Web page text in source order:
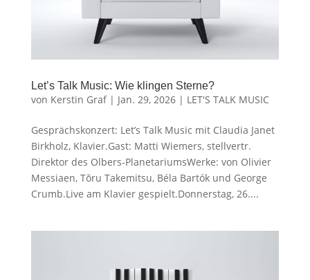
Let’s Talk Music: Wie klingen Sterne?
von Kerstin Graf| Jan. 29, 2026| LET'S TALK MUSIC
Gesprächskonzert: Let’s Talk Music mit Claudia Janet
Birkholz, Klavier.Gast: Matti Wiemers, stellvertr.
Direktor des Olbers-PlanetariumsWerke: von Olivier
Messiaen, Tōru Takemitsu, Béla Bartók und George
Crumb.Live am Klavier gespielt.Donnerstag, 26....